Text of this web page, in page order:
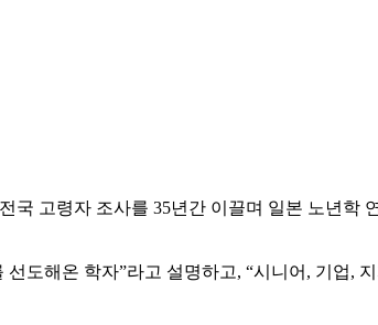
고령자 조사를 35년간 이끌며 일본 노년학
도해온 학자”라고 설명하고, “시니어, 기업,